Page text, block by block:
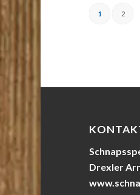
1 2
Drexler